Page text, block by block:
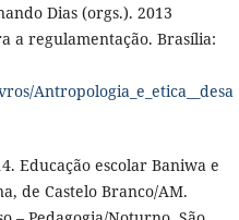
Dias (orgs.). 2013
a regulamentação. Brasília:
Antropologia_e_etica__desa
Educação escolar Baniwa e
de Castelo Branco/AM.